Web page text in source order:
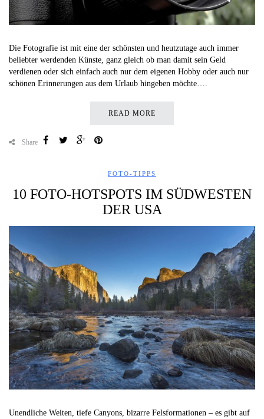
Die Fotografie ist mit eine der schönsten und heutzutage auch immer
beliebter werdenden Künste, ganz gleich ob man damit sein Geld
verdienen oder sich einfach auch nur dem eigenen Hobby oder auch nur
schönen Erinnerungen aus dem Urlaub hingeben möchte….
READ MORE
Share
FOTO-TIPPS
10 FOTO-HOTSPOTS IM SÜDWESTEN
DER USA
Unendliche Weiten, tiefe Canyons, bizarre Felsformationen – es gibt auf